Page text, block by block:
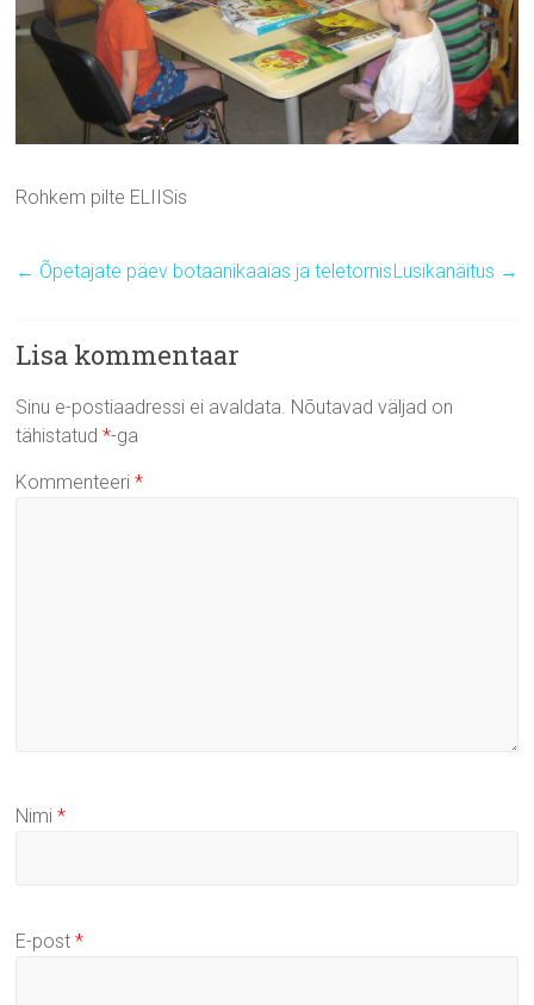
Rohkem pilte ELIISis
← Õpetajate päev botaanikaaias ja teletornisLusikanäitus →
Lisa kommentaar
Sinu e-postiaadressi ei avaldata. Nõutavad väljad on
tähistatud*-ga
Kommenteeri*
Nimi*
E-post*